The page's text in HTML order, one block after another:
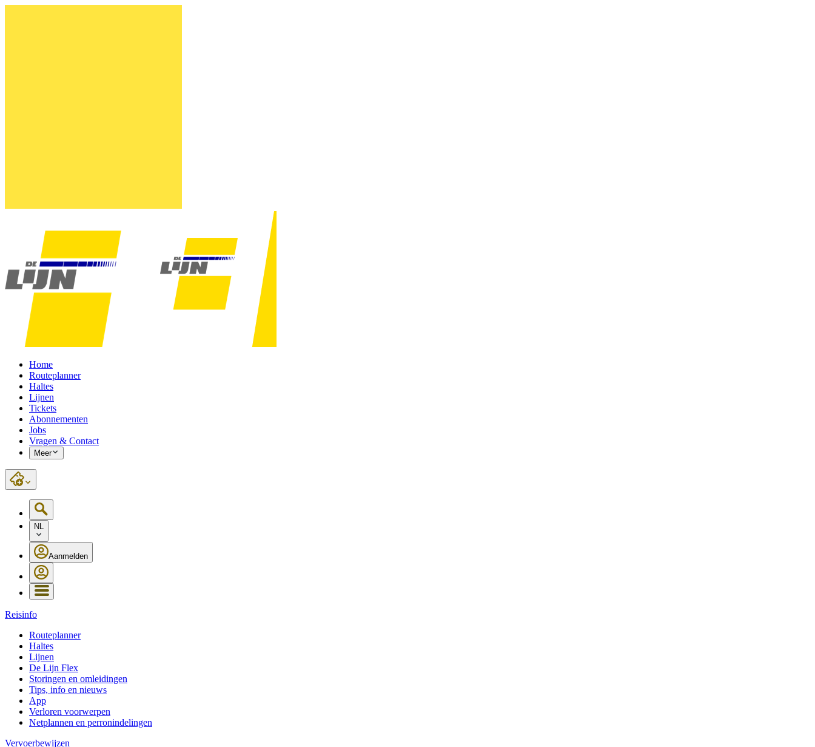
Home
Routeplanner
Haltes
Lijnen
Tickets
Abonnementen
Jobs
Vragen & Contact
Meer
NL
Aanmelden
Reisinfo
Routeplanner
Haltes
Lijnen
De Lijn Flex
Storingen en omleidingen
Tips, info en nieuws
App
Verloren voorwerpen
Netplannen en perronindelingen
Vervoerbewijzen